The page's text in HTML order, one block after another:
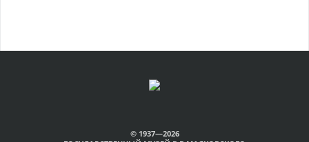
© 1937—2026